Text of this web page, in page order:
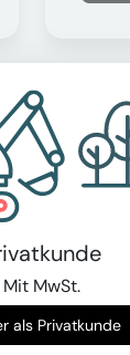
Mit MwSt.
Weiter als Privatkunde